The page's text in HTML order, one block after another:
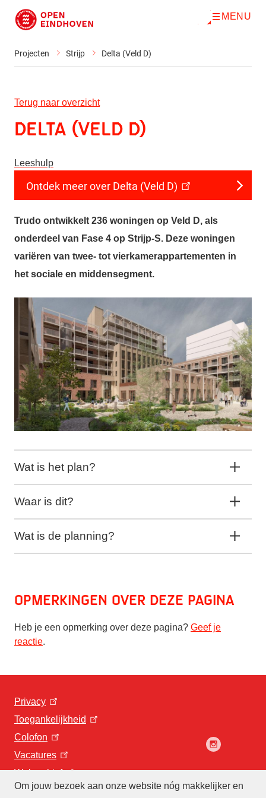
Om jouw bezoek aan onze website nóg makkelijker en
Direct naar de inhoud
O
MENU
Projecten Strijp Delta (Veld D)
Terug naar overzicht
Delta (Veld D)
Leeshulp
Ontdek meer over Delta (Veld D)
Trudo ontwikkelt 236 woningen op Veld D, als
onderdeel van Fase 4 op Strijp-S. Deze woningen
variëren van twee- tot vierkamerappartementen in
het sociale en middensegment.
Wat is het plan?
Waar is dit?
Wat is de planning?
Opmerkingen over deze pagina
Heb je een opmerking over deze pagina? Geef je
reactie.
Privacy
Toegankelijkheid
Colofon
Vacatures
Webarchief